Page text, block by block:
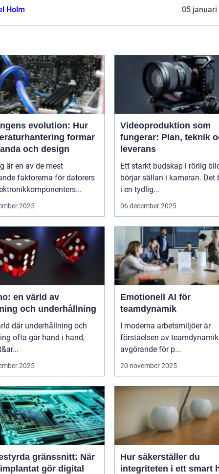
Holm 05 januari
evolution: Hur
formar
och design
är en av de mest
faktorerna för datorers
2025
Videoproduktion som
fungerar: Plan, teknik
leverans
Ett starkt budskap i rörlig
börjar sällan i kameran. Det
i en tydlig...
06 december 2025
en värld av
och underhållning
där underhållning och
ofta går hand i hand,
2025
Emotionell AI för
teamdynamik
I moderna arbetsmiljöer är
förståelsen av teamdynamik
avgörande för p...
20 november 2025
gränssnitt: När
gör digital
Hur säkerställer du
integriteten i ett smart